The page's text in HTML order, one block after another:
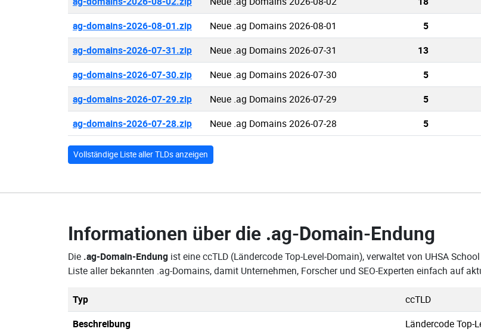
ag-domains-2026-08-01.zip Neue .ag Domains 2026-08-01 5
ag-domains-2026-07-31.zip Neue .ag Domains 2026-07-31 13
ag-domains-2026-07-30.zip Neue .ag Domains 2026-07-30 5
ag-domains-2026-07-29.zip Neue .ag Domains 2026-07-29 5
ag-domains-2026-07-28.zip Neue .ag Domains 2026-07-28 5
Vollständige Liste aller TLDs anzeigen
Informationen über die .ag-Domain-Endung
Die .ag-Domain-Endung ist eine ccTLD (Ländercode Top-Level-Domain), verwaltet von UHSA
Liste aller bekannten .ag-Domains, damit Unternehmen, Forscher und SEO-Experten einfach auf
Typ
ccTLD
Beschreibung
Ländercode Top-